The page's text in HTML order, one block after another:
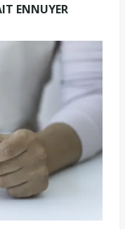
ENNUYER